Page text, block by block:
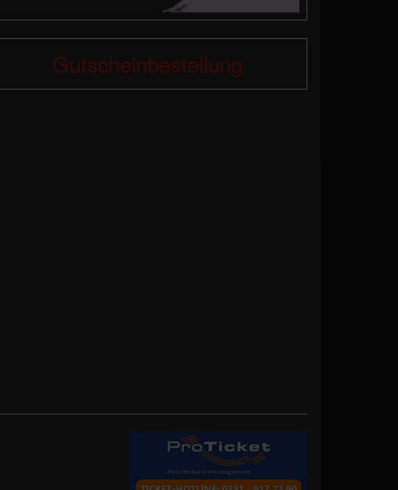
Gutscheinbestellung